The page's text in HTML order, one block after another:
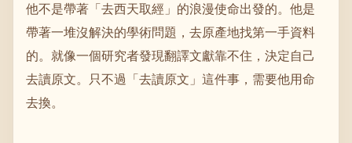
他不是帶著「去西天取經」的浪漫使命出發的。他是
帶著一堆沒解決的學術問題，去原產地找第一手資料
的。就像一個研究者發現翻譯文獻靠不住，決定自己
去讀原文。只不過「去讀原文」這件事，需要他用命
去換。